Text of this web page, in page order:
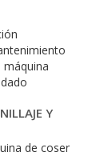
Y
de coser